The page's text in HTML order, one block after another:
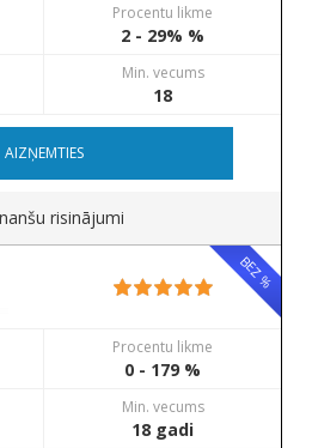
Procentu likme
2 - 29% %
Min. vecums
18
AIZŅEMTIES
risinājumi
BEZ %
Procentu likme
0 - 179 %
Min. vecums
18 gadi